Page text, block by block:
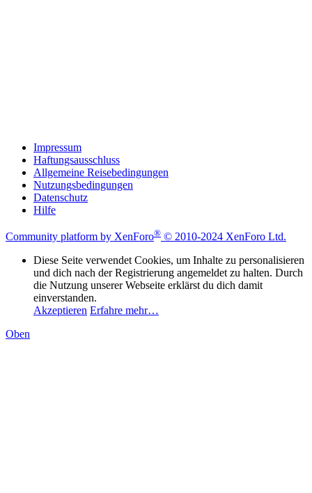
Impressum
Haftungsausschluss
Allgemeine Reisebedingungen
Nutzungsbedingungen
Datenschutz
Hilfe
Community platform by XenForo® © 2010-2024 XenForo Ltd.
Diese Seite verwendet Cookies, um Inhalte zu personalisieren
und dich nach der Registrierung angemeldet zu halten. Durch
die Nutzung unserer Webseite erklärst du dich damit
einverstanden.
Akzeptieren Erfahre mehr…
Oben